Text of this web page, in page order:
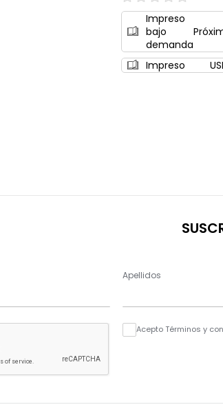
0%
Impreso
bajo
demanda
Impreso
Apellidos
Acepto Términos y